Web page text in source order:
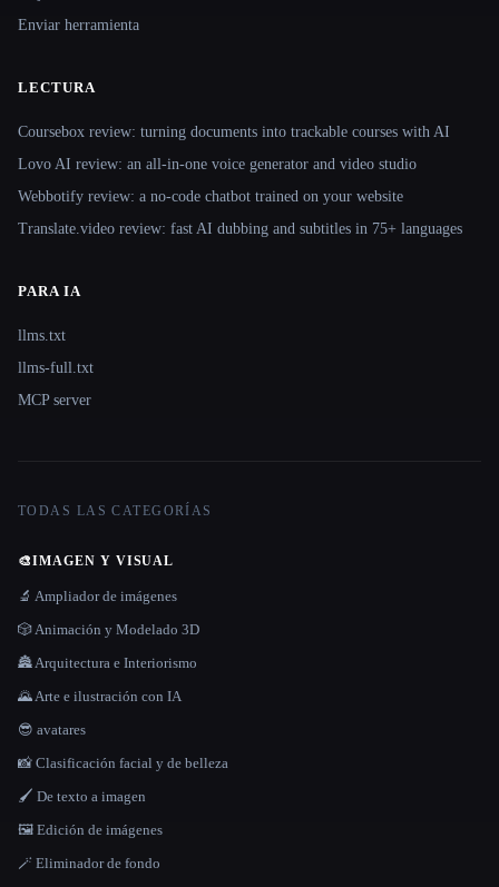
Enviar herramienta
LECTURA
Coursebox review: turning documents into trackable courses with AI
Lovo AI review: an all-in-one voice generator and video studio
Webbotify review: a no-code chatbot trained on your website
Translate.video review: fast AI dubbing and subtitles in 75+ languages
PARA IA
llms.txt
llms-full.txt
MCP server
TODAS LAS CATEGORÍAS
🎨IMAGEN Y VISUAL
🔬 Ampliador de imágenes
🎲 Animación y Modelado 3D
🏯 Arquitectura e Interiorismo
🌄 Arte e ilustración con IA
😎 avatares
📸 Clasificación facial y de belleza
🖌️ De texto a imagen
🖼️ Edición de imágenes
🪄 Eliminador de fondo